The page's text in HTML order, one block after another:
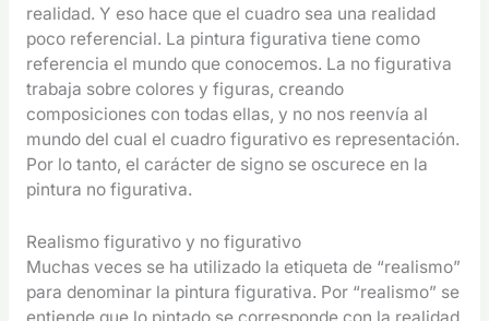
realidad. Y eso hace que el cuadro sea una realidad
poco referencial. La pintura figurativa tiene como
referencia el mundo que conocemos. La no figurativa
trabaja sobre colores y figuras, creando
composiciones con todas ellas, y no nos reenvía al
mundo del cual el cuadro figurativo es representación.
Por lo tanto, el carácter de signo se oscurece en la
pintura no figurativa.
Realismo figurativo y no figurativo
Muchas veces se ha utilizado la etiqueta de “realismo”
para denominar la pintura figurativa. Por “realismo” se